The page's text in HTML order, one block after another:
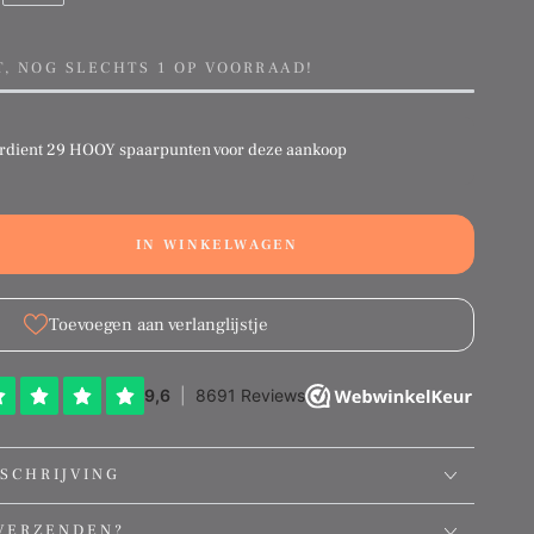
NOG SLECHTS 1 OP VOORRAAD!
29 HOOY spaarpuntenvoor deze aankoop
IN WINKELWAGEN
Toevoegen aan verlanglijstje